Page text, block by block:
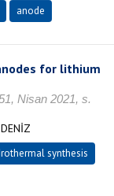
anode
for lithium
Nisan 2021, s.
synthesis